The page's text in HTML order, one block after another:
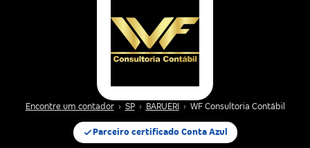
Encontre um contador › SP › BARUERI › WF Consultoria Contábil
Parceiro certificado Conta Azul